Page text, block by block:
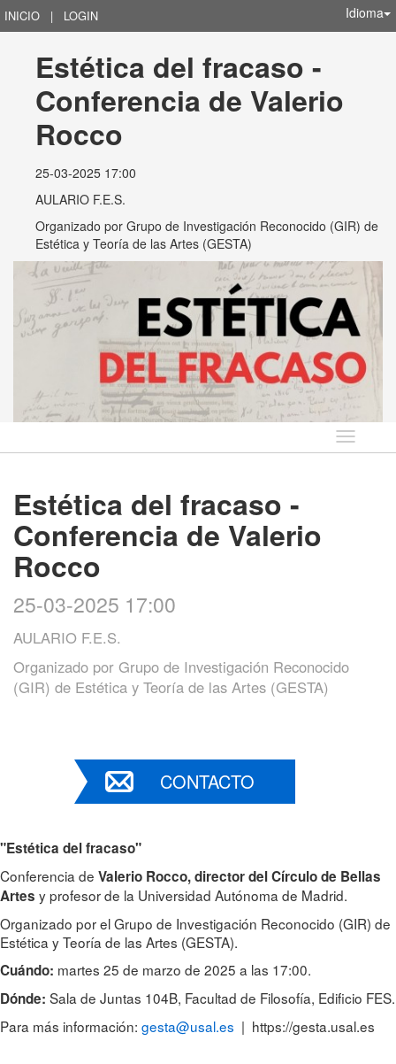
INICIO | LOGIN Idioma
Estética del fracaso -
Conferencia de Valerio
Rocco
25-03-2025 17:00
AULARIO F.E.S.
Organizado por Grupo de Investigación Reconocido (GIR) de
Estética y Teoría de las Artes (GESTA)
Idioma
Estética del fracaso -
Conferencia de Valerio
Rocco
25-03-2025 17:00
AULARIO F.E.S.
Organizado por Grupo de Investigación Reconocido
(GIR) de Estética y Teoría de las Artes (GESTA)
CONTACTO
"Estética del fracaso"
Conferencia de Valerio Rocco, director del Círculo de Bellas
Artes y profesor de la Universidad Autónoma de Madrid.
Organizado por el Grupo de Investigación Reconocido (GIR) de
Estética y Teoría de las Artes (GESTA).
Cuándo: martes 25 de marzo de 2025 a las 17:00.
Dónde: Sala de Juntas 104B, Facultad de Filosofía, Edificio FES.
Para más información: gesta@usal.es | https://gesta.usal.es